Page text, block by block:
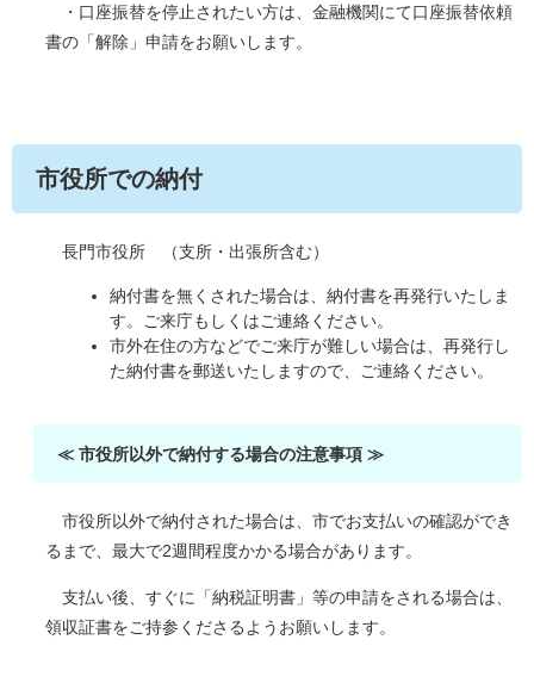
・口座振替を停止されたい方は、金融機関にて口座振替依頼
書の「解除」申請をお願いします。
市役所での納付
長門市役所 （支所・出張所含む）
納付書を無くされた場合は、納付書を再発行いたしま
す。ご来庁もしくはご連絡ください。
市外在住の方などでご来庁が難しい場合は、再発行し
た納付書を郵送いたしますので、ご連絡ください。
≪ ​市役所以外で納付する場合の注意事項 ≫
市役所以外で納付された場合は、市でお支払いの確認ができ
るまで、最大で2週間程度かかる場合があります。
支払い後、すぐに「納税証明書」等の申請をされる場合は、
領収証書をご持参くださるようお願いします。